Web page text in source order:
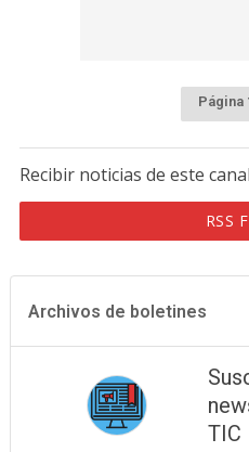
Página
Recibir noticias de este
RSS
Archivos de boletines
TIC